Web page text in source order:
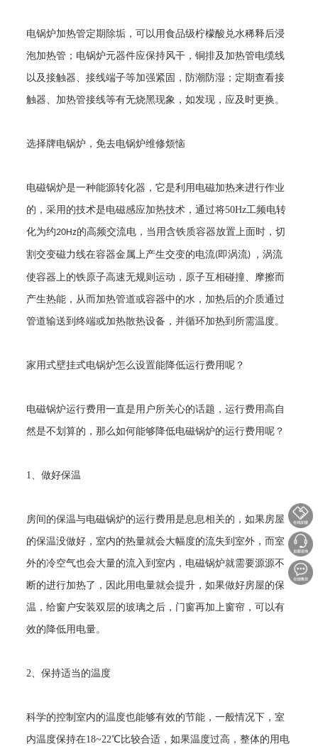
电锅炉加热管定期除垢，可以用食品级柠檬酸兑水稀释后浸
泡加热管；电锅炉元器件应保持风干，铜排及加热管电缆线
以及接触器、接线端子等加强紧固，防潮防湿；定期查看接
触器、加热管接线等有无烧黑现象，如发现，应及时更换。
选择牌电锅炉，免去电锅炉维修烦恼
电磁锅炉是一种能源转化器，它是利用电磁加热来进行作业
的，采用的技术是电磁感应加热技术，通过将50Hz工频电转
化为约20Hz的高频交流电，当用含铁质容器放置上面时，切
割交变磁力线在容器金属上产生交变的电流(即涡流) ，涡流
使容器上的铁原子高速无规则运动，原子互相碰撞、摩擦而
产生热能，从而加热管道或容器中的水，加热后的介质通过
管道输送到终端或加热散热设备，并循环加热到所需温度。
家用式壁挂式电锅炉怎么设置能降低运行费用呢？
电磁锅炉运行费用一直是用户所关心的话题，运行费用高自
然是不划算的，那么如何能够降低电磁锅炉的运行费用呢？
1、做好保温
房间的保温与电磁锅炉的运行费用是息息相关的，如果房屋
的保温没做好，室内的热量就会大幅度的流失到室外，而室
外的冷空气也会大量的流入到室内，电磁锅炉就需要源源不
断的进行加热了，因此用电量就会提升，如果做好房屋的保
温，给窗户安装双层的玻璃之后，门窗再加上窗帘，可以有
效的降低用电量。
2、保持适当的温度
科学的控制室内的温度也能够有效的节能，一般情况下，室
内温度保持在18~22℃比较合适，如果温度过高，整体的用电